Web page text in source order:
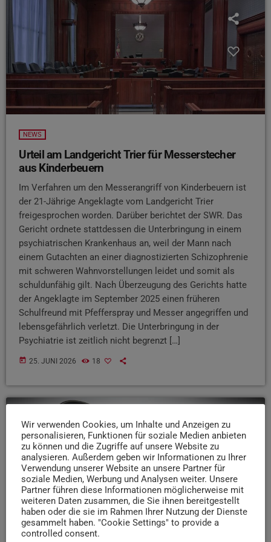
NEWS
Urteil am Landgericht Trier für Messerstecher
aus Kinderbeuern
Im Verfahren um den Messerangriff von Kinderbeuern ist
der 21-Jährige Angeklagte vom Landgericht Trier
freigesprochen worden. Darüber berichtet der SWR. Das
Gericht ordnete stattdessen die Unterbringung in einem
psychiatrischen Krankenhaus an, weil der Mann nach
einem Gutachten an einer diagnostizierten Schizophrenie
mit schweren Wahnvorstellungen leidet und somit als
schuldunfähig gilt. Nach Überzeugung des Gerichts hatte
der Angeklagte im September 2025 einen früheren
Schulfreund mit Pfefferspray und Messer angegriffen und
lebensgefährlich verletzt. Die Unterbringung in der
Psychiatrie ist zeitlich nicht begrenzt […]
today 25. JUNI 2026 18
insert_link
Wir verwenden Cookies, um Inhalte und Anzeigen zu
personalisieren, Funktionen für soziale Medien anbieten
zu können und die Zugriffe auf unsere Website zu
analysieren. Außerdem geben wir Informationen zu Ihrer
Verwendung unserer Website an unsere Partner für
soziale Medien, Werbung und Analysen weiter. Unsere
Partner führen diese Informationen möglicherweise mit
weiteren Daten zusammen, die Sie ihnen bereitgestellt
haben oder die sie im Rahmen Ihrer Nutzung der Dienste
gesammelt haben. "Cookie Settings" to provide a
controlled consent.